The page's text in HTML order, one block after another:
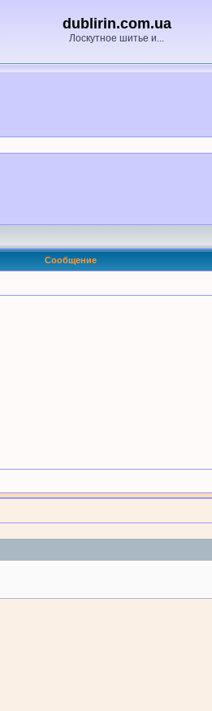
dublirin.com.ua
Лоскутное шитье и...
Сообщение